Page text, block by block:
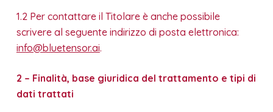
1.2 Per contattare il Titolare è anche possibile
scrivere al seguente indirizzo di posta elettronica:
info@bluetensor.ai.
2 – Finalità, base giuridica del trattamento e tipi di
dati trattati